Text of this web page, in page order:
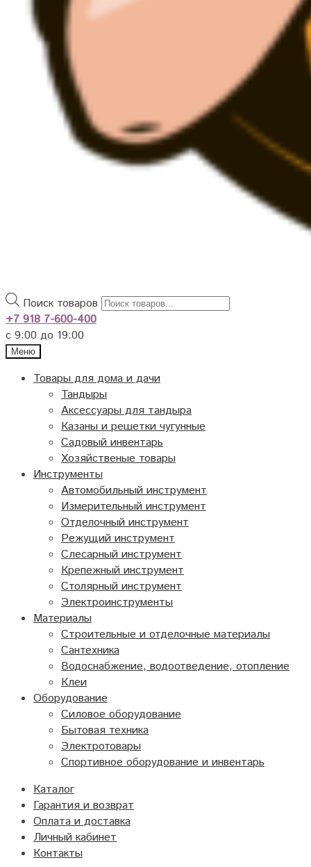
Поиск товаров
+7 918 7-600-400
с 9:00 до 19:00
Меню
Товары для дома и дачи
Тандыры
Аксессуары для тандыра
Казаны и решетки чугунные
Садовый инвентарь
Хозяйственые товары
Инструменты
Автомобильный инструмент
Измерительный инструмент
Отделочный инструмент
Режущий инструмент
Слесарный инструмент
Крепежный инструмент
Столярный инструмент
Электроинструменты
Материалы
Строительные и отделочные материалы
Сантехника
Водоснабжение, водоотведение, отопление
Клеи
Оборудование
Силовое оборудование
Бытовая техника
Электротовары
Спортивное оборудование и инвентарь
Каталог
Гарантия и возврат
Оплата и доставка
Личный кабинет
Контакты